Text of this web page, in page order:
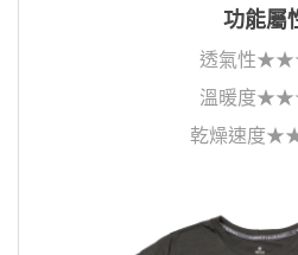
功能屬
透氣性
溫暖度
乾燥速度